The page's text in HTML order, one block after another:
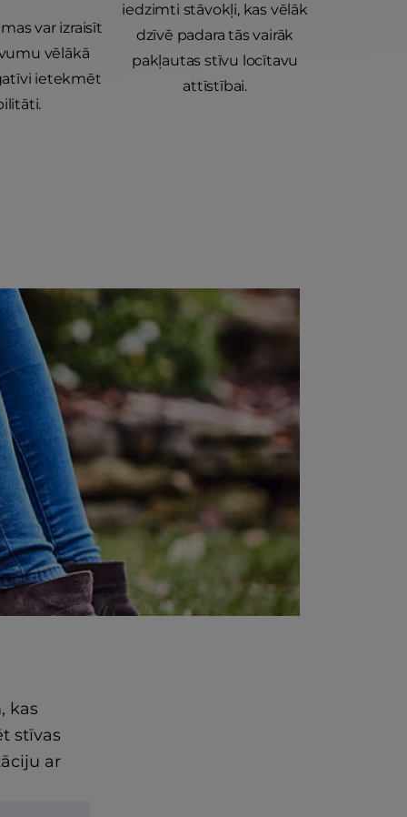
var izraisīt
vēlākā
ietekmēt
iedzimti stāvokļi, kas vēlāk
dzīvē padara tās vairāk
pakļautas stīvu locītavu
attīstībai.
kas
stīvas
ar